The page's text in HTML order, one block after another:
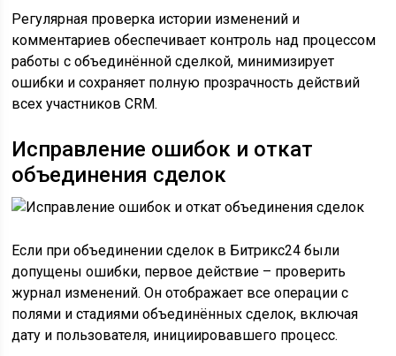
Регулярная проверка истории изменений и
комментариев обеспечивает контроль над процессом
работы с объединённой сделкой, минимизирует
ошибки и сохраняет полную прозрачность действий
всех участников CRM.
Исправление ошибок и откат
объединения сделок
Если при объединении сделок в Битрикс24 были
допущены ошибки, первое действие – проверить
журнал изменений. Он отображает все операции с
полями и стадиями объединённых сделок, включая
дату и пользователя, инициировавшего процесс.